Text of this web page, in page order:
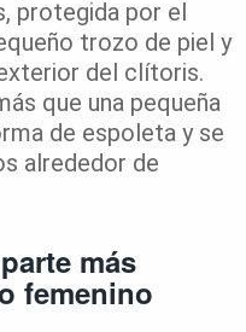
protegida por el
trozo de piel y
del clítoris.
que una pequeña
de espoleta y se
alrededor de
más
femenino